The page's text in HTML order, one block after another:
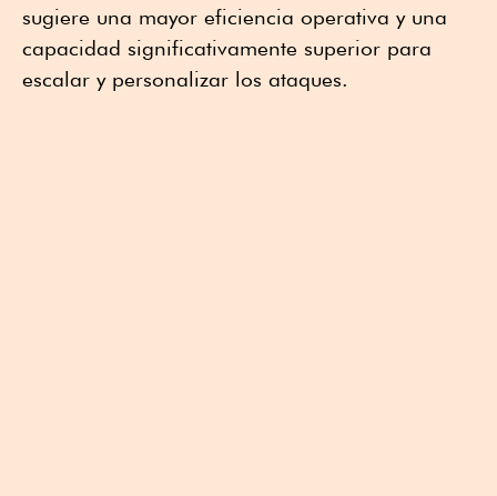
sugiere una mayor eficiencia operativa y una
capacidad significativamente superior para
escalar y personalizar los ataques.